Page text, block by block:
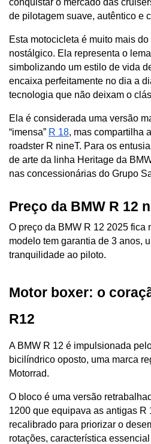
conquistar o mercado das
de pilotagem suave, autêntico e
Esta motocicleta é muito mais
nostálgico. Ela representa o
simbolizando um estilo de vida
encaixa perfeitamente no dia a
tecnologia que não deixam o
Ela é considerada uma versão
“imensa” R 18, mas compartilha
roadster R nineT. Para os
de arte da linha Heritage da
nas concessionárias do Grupo
Preço da BMW R 12
O preço da BMW R 12 2025 fica
modelo tem garantia de 3 anos,
tranquilidade ao piloto.
Motor boxer: o
R12
A BMW R 12 é impulsionada
bicilíndrico oposto, uma marca
Motorrad.
O bloco é uma versão
1200 que equipava as antigas R
recalibrado para priorizar o
rotações, característica